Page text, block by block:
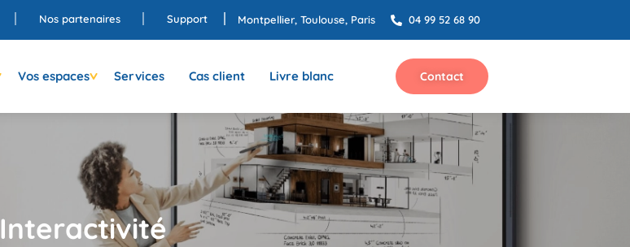
Nos partenaires Support Montpellier, Toulouse, Paris 04 99 52 68 90
Vos espaces Services Cas client Livre blanc Contact
Interactivité